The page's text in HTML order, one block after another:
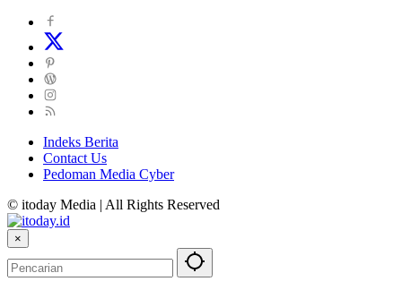
Indeks Berita
Contact Us
Pedoman Media Cyber
© itoday Media | All Rights Reserved
×